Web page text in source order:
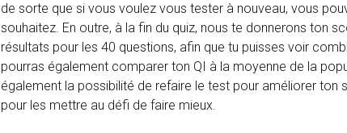
de sorte que si vous voulez vous tester à nouveau, vous
souhaitez. En outre, à la fin du quiz, nous te donnerons ton
résultats pour les 40 questions, afin que tu puisses voir
pourras également comparer ton QI à la moyenne de la
également la possibilité de refaire le test pour améliorer
pour les mettre au défi de faire mieux.